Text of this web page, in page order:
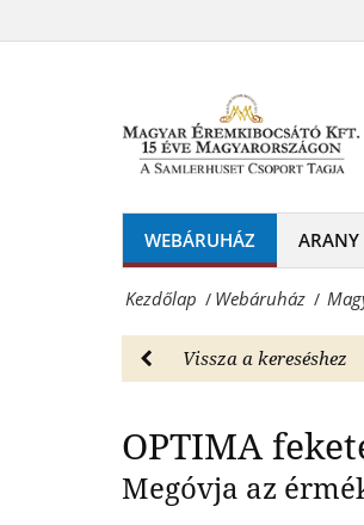
-
Elválasztó
lapok
csomagban
Magyar
Éremkibocsátó
WEBÁRUHÁZ ARANY
Kezdőlap / Webáruház /
Vissza a kereséshez
OPTIMA
Megóvja az
Webáruház
Éremkibocsátó
Érmék
emlékérmek
hivatalos